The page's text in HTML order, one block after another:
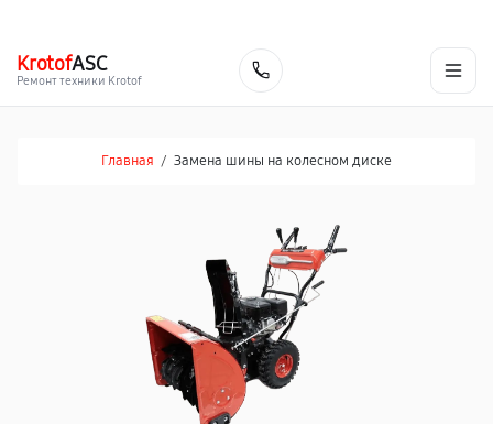
KrotofASC
Ремонт техники Krotof
Главная / Замена шины на колесном диске